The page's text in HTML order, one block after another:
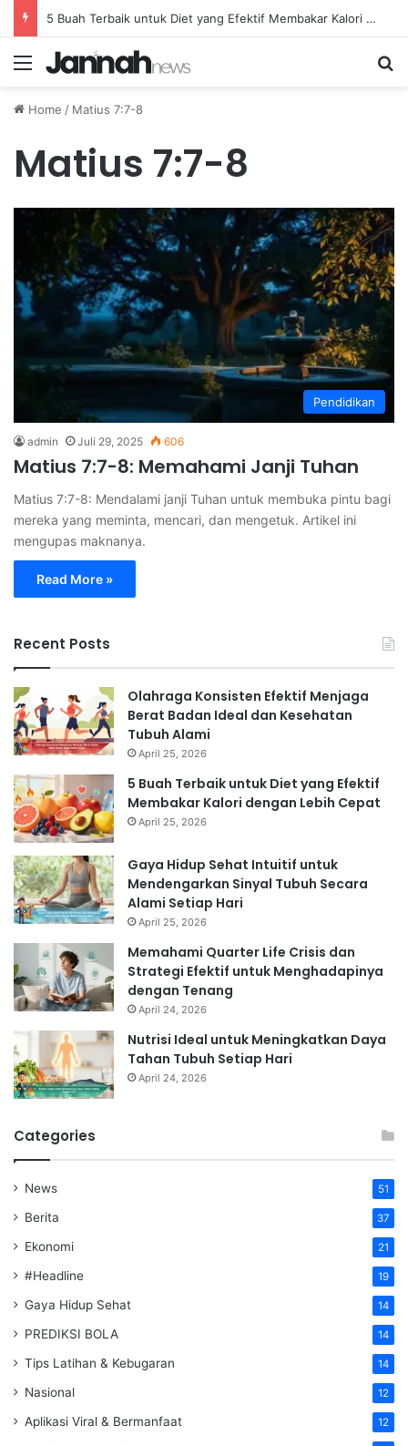
5 Buah Terbaik untuk Diet yang Efektif Membakar Kalori dengan Lebih Cepat
Menu
Home / Matius 7:7-8
Matius 7:7-8
Pendidikan
admin Juli 29, 2025 606
Matius 7:7-8: Memahami Janji Tuhan
Matius 7:7-8: Mendalami janji Tuhan untuk membuka pintu bagi
mereka yang meminta, mencari, dan mengetuk. Artikel ini
mengupas maknanya.
Read More »
Recent Posts
Olahraga Konsisten Efektif Menjaga
Berat Badan Ideal dan Kesehatan
Tubuh Alami
April 25, 2026
5 Buah Terbaik untuk Diet yang Efektif
Membakar Kalori dengan Lebih Cepat
April 25, 2026
Gaya Hidup Sehat Intuitif untuk
Mendengarkan Sinyal Tubuh Secara
Alami Setiap Hari
April 25, 2026
Memahami Quarter Life Crisis dan
Strategi Efektif untuk Menghadapinya
dengan Tenang
April 24, 2026
Nutrisi Ideal untuk Meningkatkan Daya
Tahan Tubuh Setiap Hari
April 24, 2026
Categories
News 51
Berita 37
Ekonomi 21
#Headline 19
Gaya Hidup Sehat 14
PREDIKSI BOLA 14
Tips Latihan & Kebugaran 14
Nasional 12
Aplikasi Viral & Bermanfaat 12